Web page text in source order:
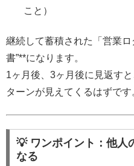
こと）
継続して蓄積された「営業
書”**になります。
1ヶ月後、3ヶ月後に見返す
ターンが見えてくるはずです
💡 ワンポイント：他人
なる